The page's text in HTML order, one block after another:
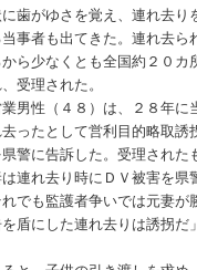
歯がゆさを覚え、連れ去り
事者も出てきた。連れ去ら
ら少なくとも全国約２０カ
受理された。
男性（４８）は、２８年に
ったとして営利目的略取誘
警に告訴した。受理された
連れ去り時にＤＶ被害を県
でも監護者争いでは元妻が
盾にした連れ去りは誘拐だ